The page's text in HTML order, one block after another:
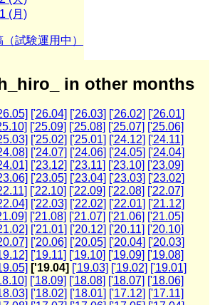
(月)
試験運用中）
in other months
['26.04] ['26.03] ['26.02] ['26.01]
['25.09] ['25.08] ['25.07] ['25.06]
['25.02] ['25.01] ['24.12] ['24.11]
['24.07] ['24.06] ['24.05] ['24.04]
['23.12] ['23.11] ['23.10] ['23.09]
['23.05] ['23.04] ['23.03] ['23.02]
['22.10] ['22.09] ['22.08] ['22.07]
['22.03] ['22.02] ['22.01] ['21.12]
['21.08] ['21.07] ['21.06] ['21.05]
['21.01] ['20.12] ['20.11] ['20.10]
['20.06] ['20.05] ['20.04] ['20.03]
['19.11] ['19.10] ['19.09] ['19.08]
['19.04] ['19.03] ['19.02] ['19.01]
['18.09] ['18.08] ['18.07] ['18.06]
['18.02] ['18.01] ['17.12] ['17.11]